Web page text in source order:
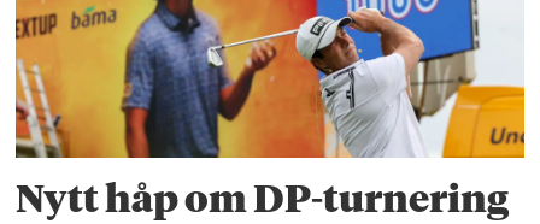
Nytt håp om DP-turnering